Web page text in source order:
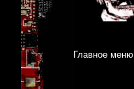
Главное меню